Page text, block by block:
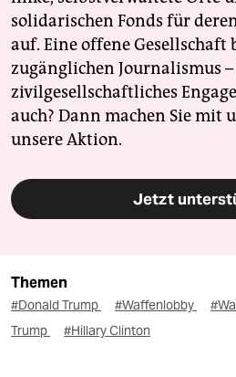
solidarischen Fonds für
auf. Eine offene
zugänglichen Journalismus
zivilgesellschaftliches
auch? Dann machen Sie mit
unsere Aktion.
Jetzt
Themen
#Donald Trump #Waffenlobby
Trump
#Hillary Clinton